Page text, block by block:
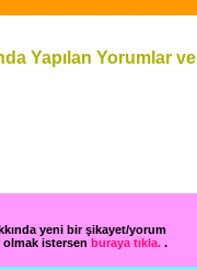
Yapılan Yorumlar ve
yeni bir şikayet/yorum
olmak istersen buraya tıkla. .